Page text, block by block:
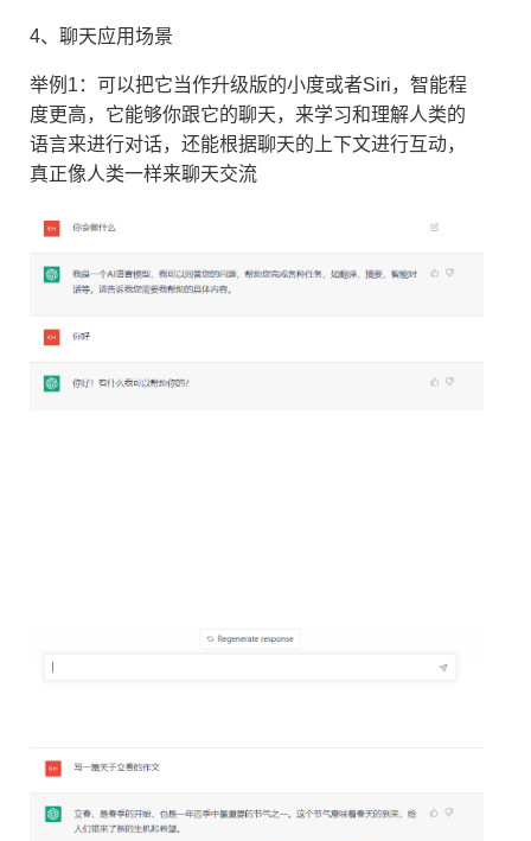
4、聊天应用场景
举例1：可以把它当作升级版的小度或者Siri，智能程
度更高，它能够你跟它的聊天，来学习和理解人类的
语言来进行对话，还能根据聊天的上下文进行互动，
真正像人类一样来聊天交流